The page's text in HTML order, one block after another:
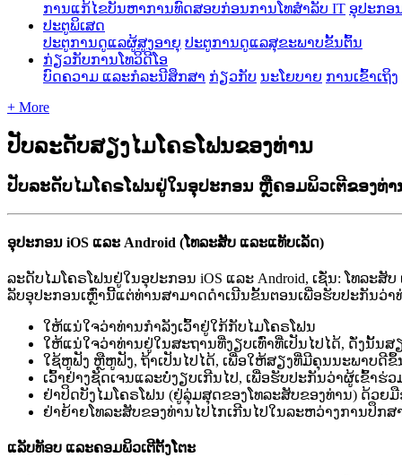
ການ​ແກ້​ໄຂ​ບັນ​ຫາ​ການ​ທົດ​ສອບ​ກ່ອນ​ການ​ໂທ​ສໍາລັບ IT ອຸປະກອ
ປະຕູພິເສດ
ປະຕູການດູແລຜູ້ສູງອາຍຸ ປະຕູການດູແລສຸຂະພາບຂັ້ນຕົ້ນ
ກ່ຽວກັບການໂທວິດີໂອ
ບົດຄວາມ ແລະກໍລະນີສຶກສາ ກ່ຽວກັບ ນະໂຍບາຍ ການເຂົ້າເຖິງ
+ More
ປັບລະດັບສຽງໄມໂຄຣໂຟນຂອງທ່ານ
ປັບລະດັບໄມໂຄຣໂຟນຢູ່ໃນອຸປະກອນ ຫຼືຄອມພິວເຕີຂອງທ່
ອປະກອນ iOS ແລະ Android (ໂທລະສບ ແລະແທບເລດ)
ລະດບໄມໂຄຣໂຟນຢໃນອປະກອນ iOS ແລະ Android, ເຊນ: ໂທລະສບ
ລບອປະກອນເຫານແຕທານສາມາດດາເນນຂນຕອນເພອຮບປະກນວາ
ໃຫແນໃຈວາທານກາລງເວາຢໃກກບໄມໂຄຣໂຟນ
ໃຫແນໃຈວາທານຢໃນສະຖານທງຽບເທາທເປນໄປໄດ, ດງນນສ
ໃຊຫຟງ ຫຫຟງ, ຖາເປນໄປໄດ, ເພອໃຫສຽງທມຄນນະພາບດຂ
ເວາຢາງຊດເຈນແລະບງຽບເກນໄປ, ເພອຮບປະກນວາຜເຂາຮວ
ຢາປດບງໄມໂຄຣໂຟນ (ຢລມສດຂອງໂທລະສບຂອງທານ) ດວຍມ
ຢາຍາຍໂທລະສບຂອງທານໄປໄກເກນໄປໃນລະຫວາງການປກສ
ແລບທອບ ແລະຄອມພວເຕຕງໂຕະ